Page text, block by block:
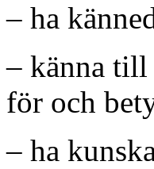
– ha
– känna
för och
– ha